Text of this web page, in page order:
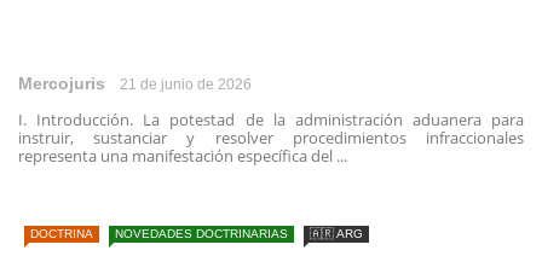
Mercojuris 21 de junio de 2026
I. Introducción. La potestad de la administración aduanera para
instruir, sustanciar y resolver procedimientos infraccionales
representa una manifestación específica del ...
DOCTRINA NOVEDADES DOCTRINARIAS 🇦🇷 ARG